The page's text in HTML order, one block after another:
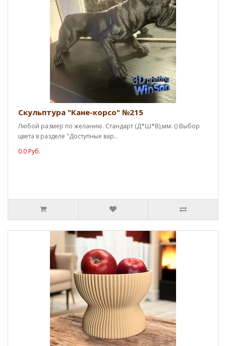
Скульптура "Кане-корсо" №215
Любой размер по желанию. Стандарт (Д*Ш*В),мм: () Выбор
цвета в разделе "Доступные вар..
0.0 Руб.